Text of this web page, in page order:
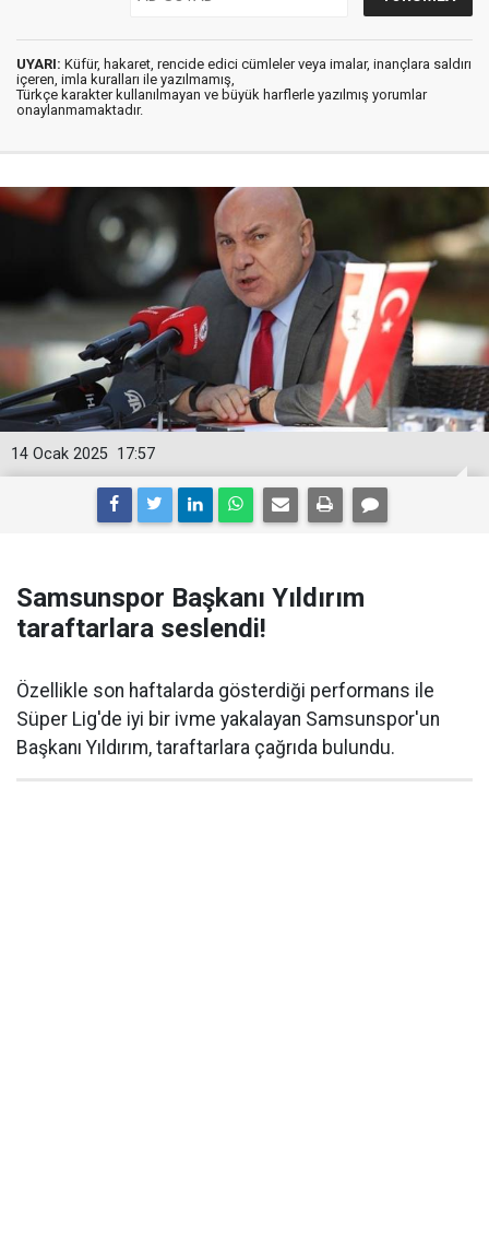
UYARI: Küfür, hakaret, rencide edici cümleler veya imalar, inançlara saldırı
içeren, imla kuralları ile yazılmamış,
Türkçe karakter kullanılmayan ve büyük harflerle yazılmış yorumlar
onaylanmamaktadır.
17:57
14 Ocak 2025
Samsunspor Başkanı Yıldırım
taraftarlara seslendi!
Özellikle son haftalarda gösterdiği performans ile
Süper Lig'de iyi bir ivme yakalayan Samsunspor'un
Başkanı Yıldırım, taraftarlara çağrıda bulundu.